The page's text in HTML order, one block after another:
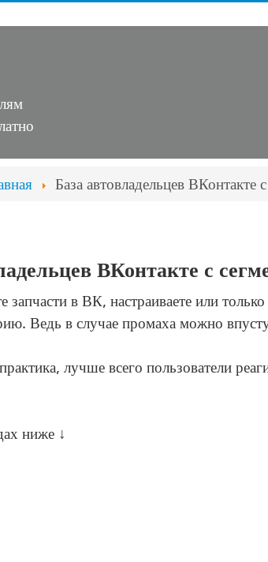
База автовладельцев ВКонтакте
ВКонтакте с
запчасти в ВК, настраиваете или
Ведь в случае промаха можно
лучше всего пользователи
ниже ↓